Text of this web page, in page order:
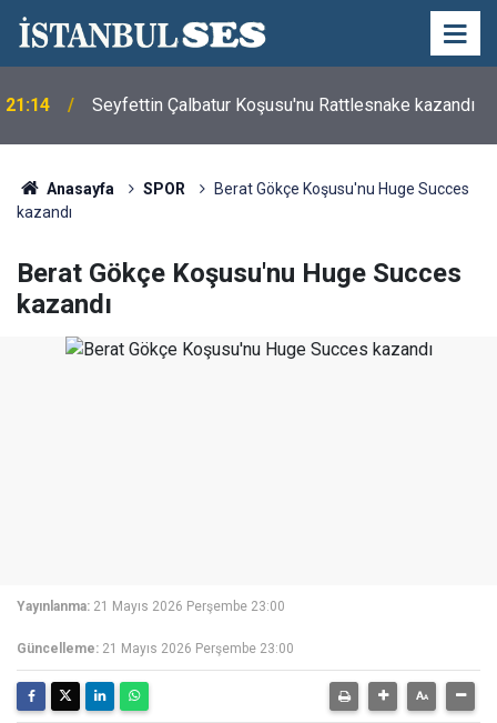
21:14 Seyfettin Çalbatur Koşusu'nu Rattlesnake kazandı
Anasayfa SPOR
Berat Gökçe Koşusu'nu Huge Succes
kazandı
Berat Gökçe Koşusu'nu Huge Succes
kazandı
Yayınlanma: 21 Mayıs 2026 Perşembe 23:00
Güncelleme: 21 Mayıs 2026 Perşembe 23:00